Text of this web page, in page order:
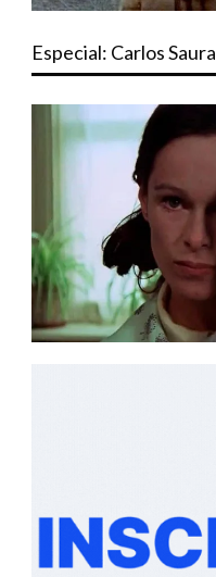
Especial: Carlos Saura